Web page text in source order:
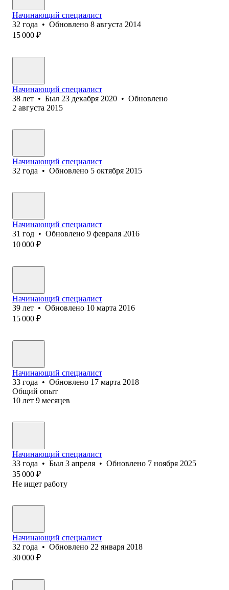
Начинающий специалист
32 года • Обновлено 8 августа 2014
15 000 ₽
Начинающий специалист
38 лет • Был 23 декабря 2020 • Обновлено
2 августа 2015
Начинающий специалист
32 года • Обновлено 5 октября 2015
Начинающий специалист
31 год • Обновлено 9 февраля 2016
10 000 ₽
Начинающий специалист
39 лет • Обновлено 10 марта 2016
15 000 ₽
Начинающий специалист
33 года • Обновлено 17 марта 2018
Общий опыт
10 лет 9 месяцев
Начинающий специалист
33 года • Был 3 апреля • Обновлено 7 ноября 2025
35 000 ₽
Не ищет работу
Начинающий специалист
32 года • Обновлено 22 января 2018
30 000 ₽